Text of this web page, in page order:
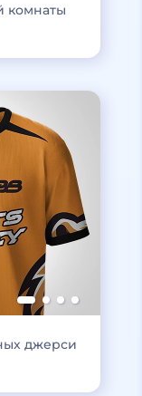
комнаты
джерси